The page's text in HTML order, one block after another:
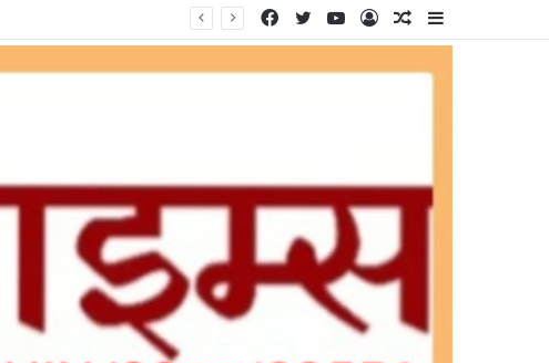
Sidebar
Random
Log
YouTube
Twitter
Facebook